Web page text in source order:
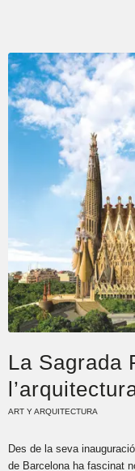
La Sagrada
ART Y ARQUITECTURA
Des de la seva
de Barcelona ha fascinat